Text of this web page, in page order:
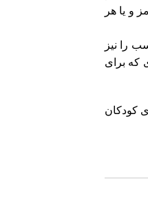
و یا هر
را نیز
که برای
کودکان